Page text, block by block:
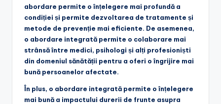
abordare permite o înțelegere mai profundă a
condiției și permite dezvoltarea de tratamente și
metode de prevenție mai eficiente. De asemenea,
o abordare integrată permite o colaborare mai
strânsă între medici, psihologi și alți profesioniști
din domeniul sănătății pentru a oferi o îngrijire mai
bună persoanelor afectate.
În plus, o abordare integrată permite o înțelegere
mai bună a impactului durerii de frunte asupra